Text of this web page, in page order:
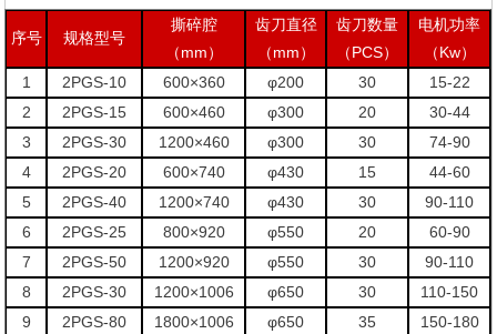
序号 规格型号
撕碎腔
（mm）
齿刀直径
（mm）
齿刀数量
（PCS）
电机功率
（Kw）
1
2PGS-10 600×360 φ200 30
15-22
2
2PGS-15 600×460 φ300 20
30-44
3
2PGS-30 1200×460 φ300 30
74-90
4
2PGS-20 600×740 φ430 15
44-60
5
2PGS-40 1200×740 φ430 30
90-110
6
2PGS-25 800×920 φ550 20
60-90
7
2PGS-50 1200×920 φ550 30
90-110
8
2PGS-30 1200×1006 φ650 30
110-150
9
2PGS-80 1800×1006 φ650 35
150-180